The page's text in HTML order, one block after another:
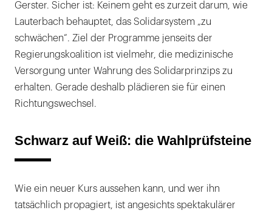
Gerster. Sicher ist: Keinem geht es zurzeit darum, wie
Lauterbach behauptet, das Solidarsystem „zu
schwächen“. Ziel der Programme jenseits der
Regierungskoalition ist vielmehr, die medizinische
Versorgung unter Wahrung des Solidarprinzips zu
erhalten. Gerade deshalb plädieren sie für einen
Richtungswechsel.
Schwarz auf Weiß: die Wahlprüfsteine
Wie ein neuer Kurs aussehen kann, und wer ihn
tatsächlich propagiert, ist angesichts spektakulärer